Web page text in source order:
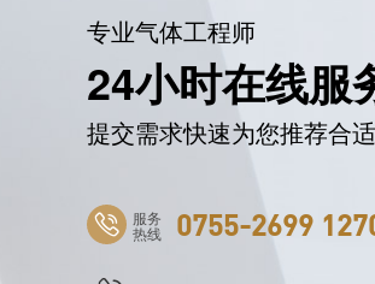
专业气体工程师
24小时在线服
提交需求快速为您推荐合
服务
热线 0755-2699